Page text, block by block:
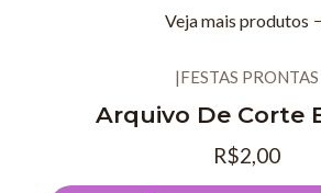
Veja mais produtos
|FESTAS PRONTAS
Arquivo De Corte
R$2,00